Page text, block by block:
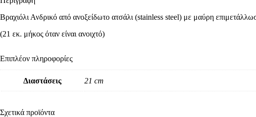
Βραχιόλι Ανδρικό από ανοξείδωτο ατσάλι (stainless steel) με μαύρη
(21 εκ. μήκος όταν είναι ανοιχτό)
Επιπλέον πληροφορίες
Διαστάσεις 21 cm
Σχετικά προϊόντα